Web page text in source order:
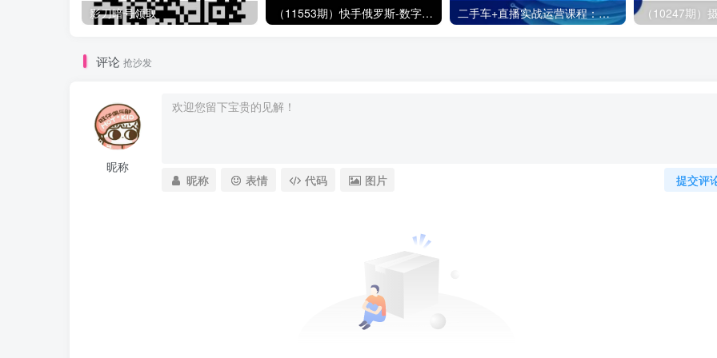
影刀暗号领取 （11553期）快手俄罗斯-数字人带货，带你玩赚数字人短视频带货，单日佣金过万 二手车+直播实战运营课程：直播推荐/短视频推荐/千川投放/直播全流程
评论 抢沙发
昵称
提交评
昵称 表情 代码 图片